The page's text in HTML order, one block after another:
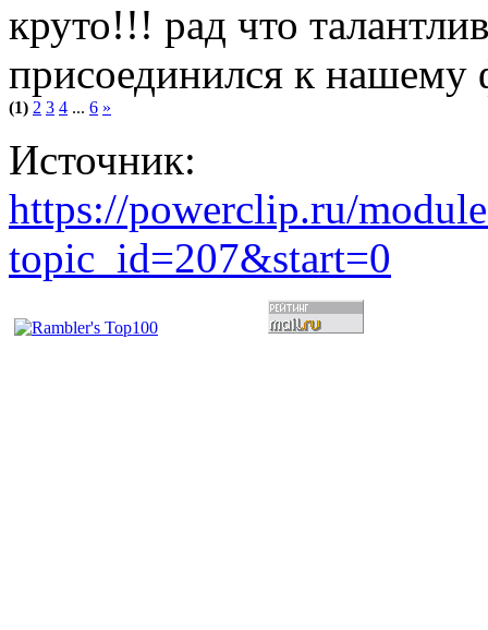
круто!!! рад что
присоединился к
(1) 2 3 4 ... 6 »
Источник:
https://powerclip.ru/
topic_id=207&start=0